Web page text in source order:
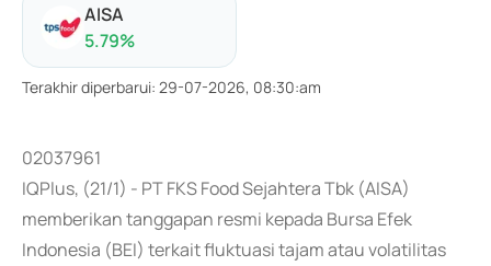
AISA
5.79%
Terakhir diperbarui: 29-07-2026, 08:30:am
02037961
IQPlus, (21/1) - PT FKS Food Sejahtera Tbk (AISA)
memberikan tanggapan resmi kepada Bursa Efek
Indonesia (BEI) terkait fluktuasi tajam atau volatilitas